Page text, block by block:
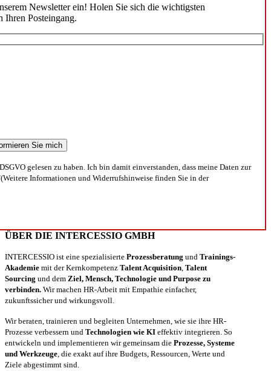
Newsletter ein! Holen Sie sich die wichtigsten
Ihren Posteingang.
gelesen zu haben. Ich bin damit einverstanden, dass meine Daten zur
Informationen und Widerrufshinweise finden Sie in der
ÜBER DIE INTERCESSIO GMBH
INTERCESSIO ist eine spezialisierte Prozessberatung und Trainings-
Akademie mit der Kernkompetenz Talent Acquisition Talent
Sourcing und dem Ziel, Mensch, Technologie und Purpose zu
verbinden. Wir machen HR-Arbeit mit Empathie einfacher,
zukunftssicher und wirkungsvoll.
Wir beraten, trainieren und begleiten Unternehmen, wie sie ihre HR-
Prozesse verbessern und Technologien wie KI effektiv integrieren. So
entwickeln und implementieren wir gemeinsam die Prozesse, Systeme
und Werkzeuge , die exakt auf ihre Budgets, Ressourcen, Werte und
Ziele abgestimmt sind.